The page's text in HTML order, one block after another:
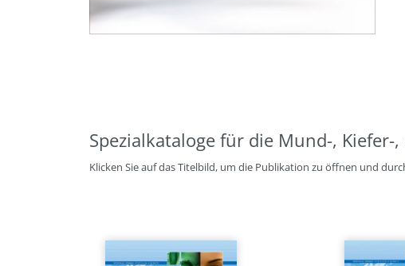
Spezialkataloge für die Mund-, Kiefer-
Klicken Sie auf das Titelbild, um die Publikation zu öffnen und